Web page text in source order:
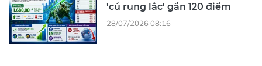
'cú rung lắc' gần 120 điểm
28/07/2026 08:16